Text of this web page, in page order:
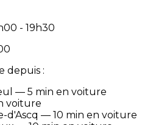
- 19h30
depuis :
— 5 min en voiture
voiture
d'Ascq — 10 min en voiture